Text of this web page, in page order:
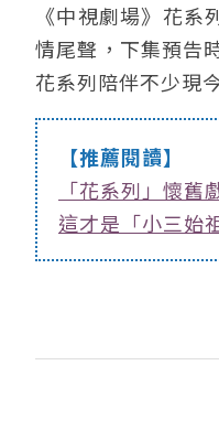
《中視劇場》花
情尾聲，下集預告
花系列陪伴不少現
【推薦閱讀】
「花系列」懷
這才是「小三始